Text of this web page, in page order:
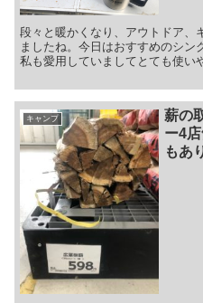
段々と暖かくなり、アウトドア、
ましたね。今日はおすすめのシン
私も愛用していましてとても使い
バーナー選びの参考になれば嬉し
キャンプ
薪の
ー4
もあ